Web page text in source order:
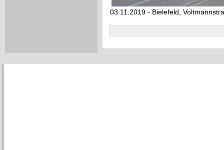
03.11.2019 - Bielefeld,